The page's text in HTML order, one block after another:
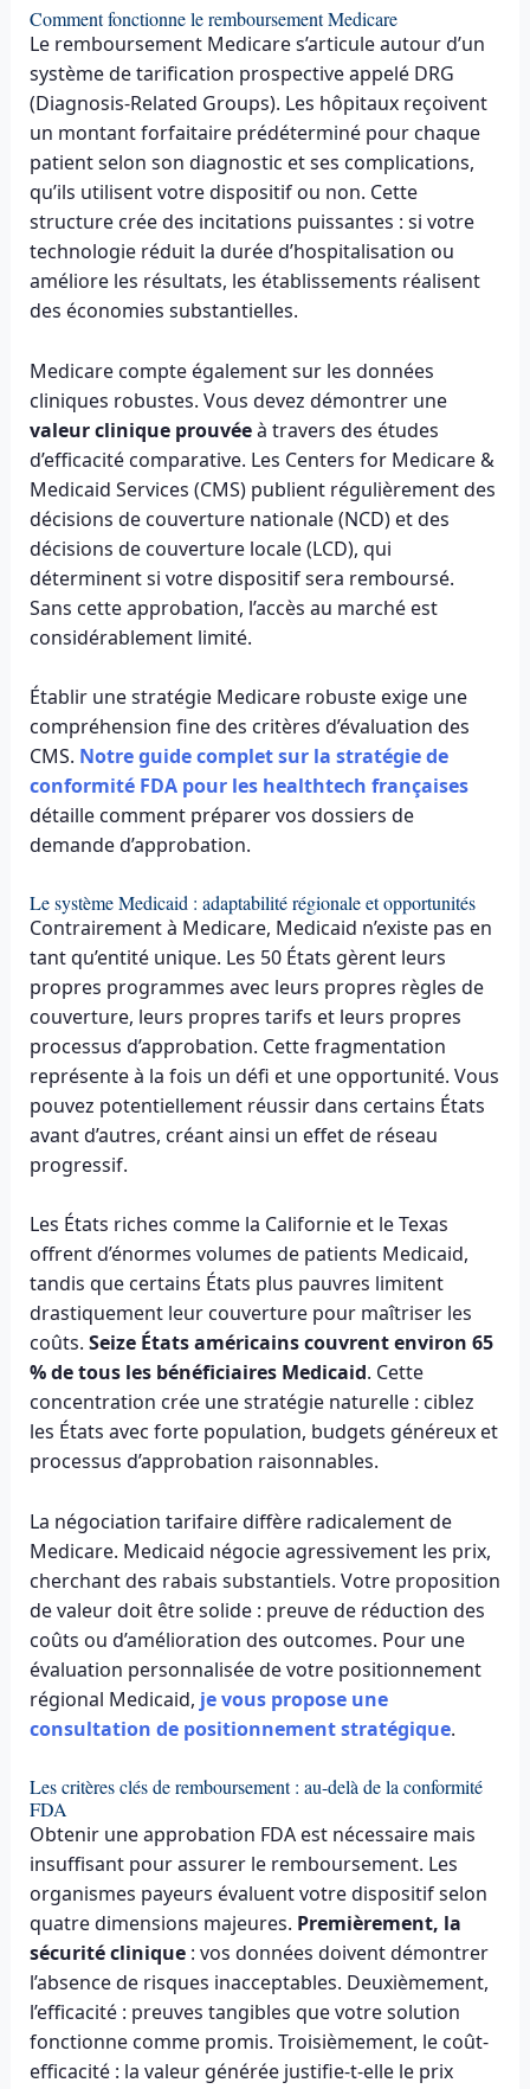
Comment fonctionne le remboursement Medicare
Le remboursement Medicare s’articule autour d’un
système de tarification prospective appelé DRG
(Diagnosis-Related Groups). Les hôpitaux reçoivent
un montant forfaitaire prédéterminé pour chaque
patient selon son diagnostic et ses complications,
qu’ils utilisent votre dispositif ou non. Cette
structure crée des incitations puissantes : si votre
technologie réduit la durée d’hospitalisation ou
améliore les résultats, les établissements réalisent
des économies substantielles.
Medicare compte également sur les données
cliniques robustes. Vous devez démontrer une
valeur clinique prouvéeà travers des études
d’efficacité comparative. Les Centers for Medicare &
Medicaid Services (CMS) publient régulièrement des
décisions de couverture nationale (NCD) et des
décisions de couverture locale (LCD), qui
déterminent si votre dispositif sera remboursé.
Sans cette approbation, l’accès au marché est
considérablement limité.
Établir une stratégie Medicare robuste exige une
compréhension fine des critères d’évaluation des
CMS. Notre guide complet sur la stratégie de
conformité FDA pour les healthtech françaises
détaille comment préparer vos dossiers de
demande d’approbation.
Le système Medicaid : adaptabilité régionale et opportunités
Contrairement à Medicare, Medicaid n’existe pas en
tant qu’entité unique. Les 50 États gèrent leurs
propres programmes avec leurs propres règles de
couverture, leurs propres tarifs et leurs propres
processus d’approbation. Cette fragmentation
représente à la fois un défi et une opportunité. Vous
pouvez potentiellement réussir dans certains États
avant d’autres, créant ainsi un effet de réseau
progressif.
Les États riches comme la Californie et le Texas
offrent d’énormes volumes de patients Medicaid,
tandis que certains États plus pauvres limitent
drastiquement leur couverture pour maîtriser les
coûts. Seize États américains couvrent environ 65
% de tous les bénéficiaires Medicaid. Cette
concentration crée une stratégie naturelle : ciblez
les États avec forte population, budgets généreux et
processus d’approbation raisonnables.
La négociation tarifaire diffère radicalement de
Medicare. Medicaid négocie agressivement les prix,
cherchant des rabais substantiels. Votre proposition
de valeur doit être solide : preuve de réduction des
coûts ou d’amélioration des outcomes. Pour une
évaluation personnalisée de votre positionnement
régional Medicaid, je vous propose une
consultation de positionnement stratégique.
Les critères clés de remboursement : au-delà de la conformité
FDA
Obtenir une approbation FDA est nécessaire mais
insuffisant pour assurer le remboursement. Les
organismes payeurs évaluent votre dispositif selon
quatre dimensions majeures. Premièrement, la
sécurité clinique: vos données doivent démontrer
l’absence de risques inacceptables. Deuxièmement,
l’efficacité : preuves tangibles que votre solution
fonctionne comme promis. Troisièmement, le coût-
efficacité : la valeur générée justifie-t-elle le prix